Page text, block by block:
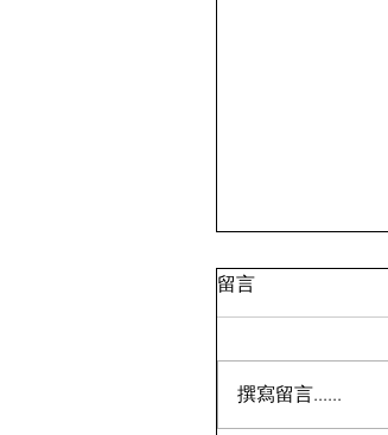
留言
撰寫留言......